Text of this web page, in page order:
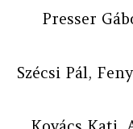
Presser
Szécsi Pál,